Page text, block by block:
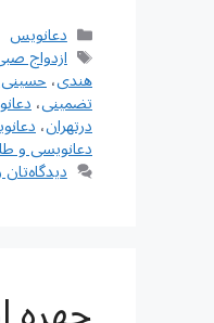
دسته‌ها
دعانویس
برچسب‌ها
ازدواج
هندی،
تضمینی،
درتهران،
دعانویسی و